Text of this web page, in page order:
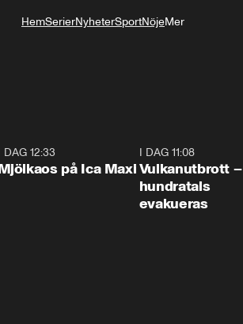
HemSerierNyheterSportNöjeMer
DAG 12:33
på Ica Maxi
I DAG 11:08
Vulkanutbrott –
hundratals
evakueras